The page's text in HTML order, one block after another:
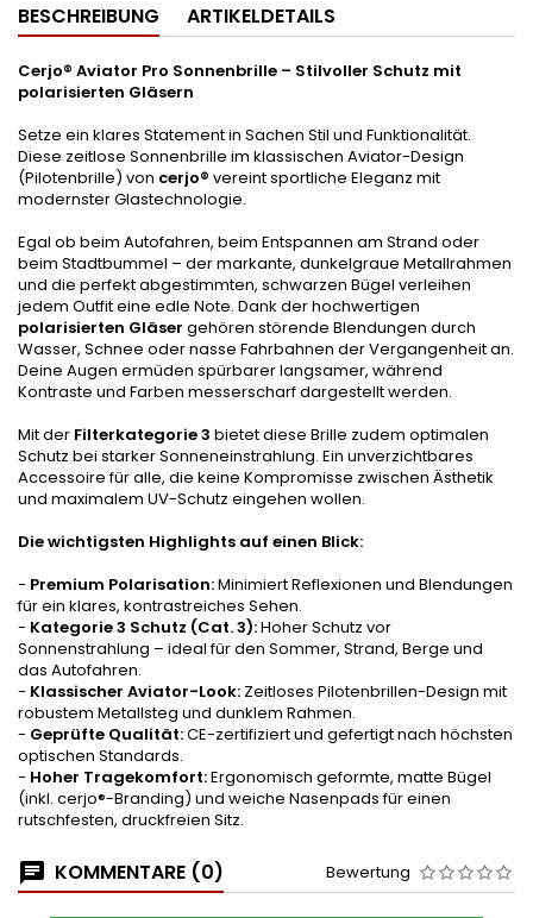
BESCHREIBUNG ARTIKELDETAILS
Cerjo® Aviator Pro Sonnenbrille – Stilvoller Schutz mit
polarisierten Gläsern
Setze ein klares Statement in Sachen Stil und Funktionalität.
Diese zeitlose Sonnenbrille im klassischen Aviator-Design
(Pilotenbrille) von cerjo® vereint sportliche Eleganz mit
modernster Glastechnologie.
Egal ob beim Autofahren, beim Entspannen am Strand oder
beim Stadtbummel – der markante, dunkelgraue Metallrahmen
und die perfekt abgestimmten, schwarzen Bügel verleihen
jedem Outfit eine edle Note. Dank der hochwertigen
polarisierten Gläser gehören störende Blendungen durch
Wasser, Schnee oder nasse Fahrbahnen der Vergangenheit an.
Deine Augen ermüden spürbarer langsamer, während
Kontraste und Farben messerscharf dargestellt werden.
Mit der Filterkategorie 3 bietet diese Brille zudem optimalen
Schutz bei starker Sonneneinstrahlung. Ein unverzichtbares
Accessoire für alle, die keine Kompromisse zwischen Ästhetik
und maximalem UV-Schutz eingehen wollen.
Die wichtigsten Highlights auf einen Blick:
- Premium Polarisation:Minimiert Reflexionen und Blendungen
für ein klares, kontrastreiches Sehen.
- Kategorie 3 Schutz (Cat. 3):Hoher Schutz vor
Sonnenstrahlung – ideal für den Sommer, Strand, Berge und
das Autofahren.
- Klassischer Aviator-Look: Zeitloses Pilotenbrillen-Design mit
robustem Metallsteg und dunklem Rahmen.
- Geprüfte Qualität:CE-zertifiziert und gefertigt nach höchsten
optischen Standards.
- Hoher Tragekomfort:Ergonomisch geformte, matte Bügel
(inkl. cerjo®-Branding) und weiche Nasenpads für einen
rutschfesten, druckfreien Sitz.
KOMMENTARE (0) Bewertung